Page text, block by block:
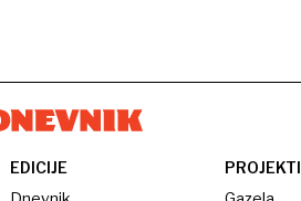
EDICIJE
PROJEKTI